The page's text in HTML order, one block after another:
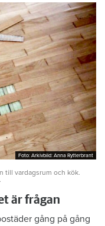
Foto: Arkivbild: Anna Rytterbrant
Foto: Arkivbild: Anna Rytterbrant
till vardagsrum och kök.
är frågan
gång på gång